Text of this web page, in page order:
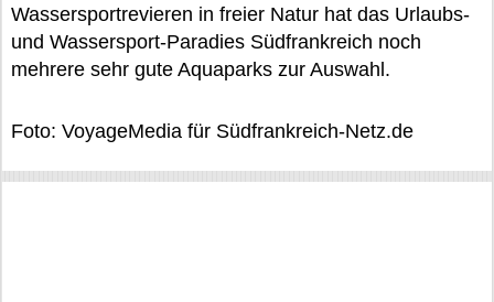
Wassersportrevieren in freier Natur hat das Urlaubs-
und Wassersport-Paradies Südfrankreich noch
mehrere sehr gute Aquaparks zur Auswahl.
Foto: VoyageMedia für Südfrankreich-Netz.de